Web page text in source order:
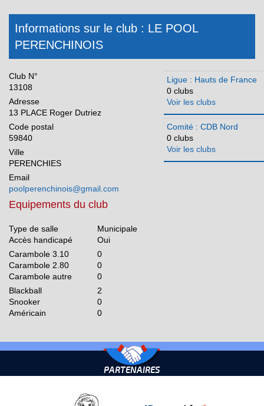
Pays de la Loire
Réunion
Informations sur le club : LE POOL
PERENCHINOIS
Club N°
13108
Adresse
13 PLACE Roger Dutriez
Code postal
59840
Ville
PERENCHIES
Email
poolperenchinois@gmail.com
Ligue : Hauts de France
0 clubs
Voir les clubs
Comité : CDB Nord
0 clubs
Voir les clubs
Equipements du club
Type de salle
Municipale
Accès handicapé
Oui
Carambole 3.10
0
Carambole 2.80
0
Carambole autre
0
Blackball
2
Snooker
0
Américain
0
PARTENAIRES